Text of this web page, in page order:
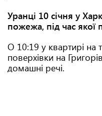
Уранці 10 січня у
пожежа, під час
О 10:19 у квартирі на
поверхівки на
домашні речі.